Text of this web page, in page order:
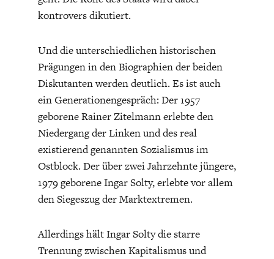
kontrovers dikutiert.
Und die unterschiedlichen historischen
Prägungen in den Biographien der beiden
Diskutanten werden deutlich. Es ist auch
ein Generationengespräch: Der 1957
geborene Rainer Zitelmann erlebte den
Niedergang der Linken und des real
existierend genannten Sozialismus im
Ostblock. Der über zwei Jahrzehnte jüngere,
1979 geborene Ingar Solty, erlebte vor allem
den Siegeszug der Marktextremen.
Allerdings hält Ingar Solty die starre
Trennung zwischen Kapitalismus und